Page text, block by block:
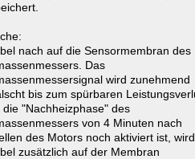
nach auf die Sensormembran des
Das
wird zunehmend
bis zum spürbaren
die "Nachheizphase" des
von 4 Minuten nach
des Motors noch aktiviert ist,
zusätzlich auf der Membran